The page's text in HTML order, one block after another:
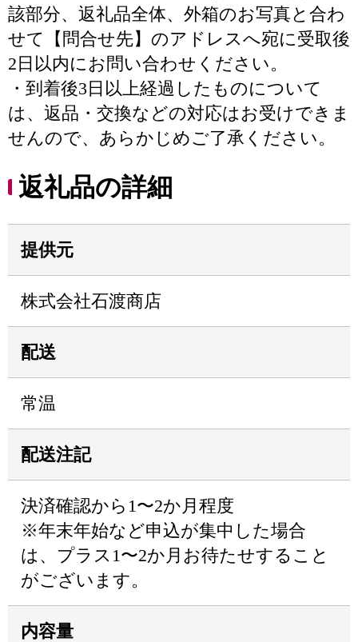
該部分、返礼品全体、外箱のお写真と合わ
せて【問合せ先】のアドレスへ宛に受取後
2日以内にお問い合わせください。
・到着後3日以上経過したものについて
は、返品・交換などの対応はお受けできま
せんので、あらかじめご了承ください。
返礼品の詳細
提供元
株式会社石渡商店
配送
常温
配送注記
決済確認から1〜2か月程度
※年末年始など申込が集中した場合
は、プラス1〜2か月お待たせすること
がございます。
内容量